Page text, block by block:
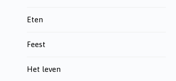
Eten
Feest
Het leven